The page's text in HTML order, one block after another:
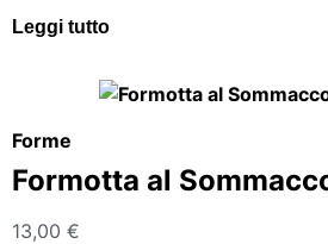
Leggi tutto
Forme
Formotta al
13,00 €